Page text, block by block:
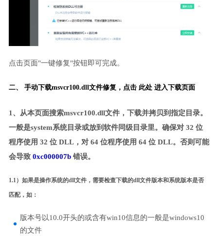
点击页面"一键修复"按钮即可完成。
二、 手动下载msvcr100.dll文件修复， 点击 此处 进入下载页面
1、从本页面搜索msvcr100.dll文件，下载并拷贝到指定目录。
一般是system系统目录或放到软件同级目录里。确保对 32 位
程序使用 32 位 DLL，对 64 位程序使用 64 位 DLL。否则可能
会导致 0xc000007b错误。
1.1）如果是操作系统的dll文件，需要检查下载的dll文件版本和系统版本是否
匹配，如：
版本号以10.0开头的或含有win10信息的一般是windows10
的文件